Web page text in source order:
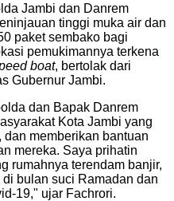
Jambi dan Danrem
tinggi muka air dan
paket sembako bagi
pemukimannya terkena
boat, bertolak dari
Gubernur Jambi.
dan Bapak Danrem
Kota Jambi yang
memberikan bantuan
mereka. Saya prihatin
rumahnya terendam banjir,
bulan suci Ramadan dan
19," ujar Fachrori.